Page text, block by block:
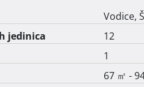
mjesto za uživanje u srcu
Vodice,
jedinica
12
1
67 ㎡ -